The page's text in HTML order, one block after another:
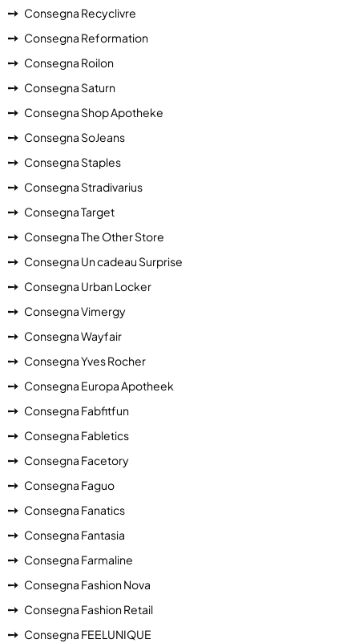
Consegna Recyclivre
Consegna Reformation
Consegna Roilon
Consegna Saturn
Consegna Shop Apotheke
Consegna SoJeans
Consegna Staples
Consegna Stradivarius
Consegna Target
Consegna The Other Store
Consegna Un cadeau Surprise
Consegna Urban Locker
Consegna Vimergy
Consegna Wayfair
Consegna Yves Rocher
Consegna Europa Apotheek
Consegna Fabfitfun
Consegna Fabletics
Consegna Facetory
Consegna Faguo
Consegna Fanatics
Consegna Fantasia
Consegna Farmaline
Consegna Fashion Nova
Consegna Fashion Retail
Consegna FEELUNIQUE